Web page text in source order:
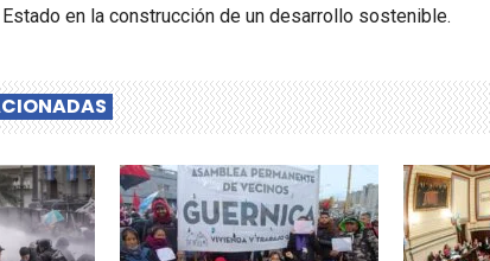
en la construcción de un desarrollo sostenible.